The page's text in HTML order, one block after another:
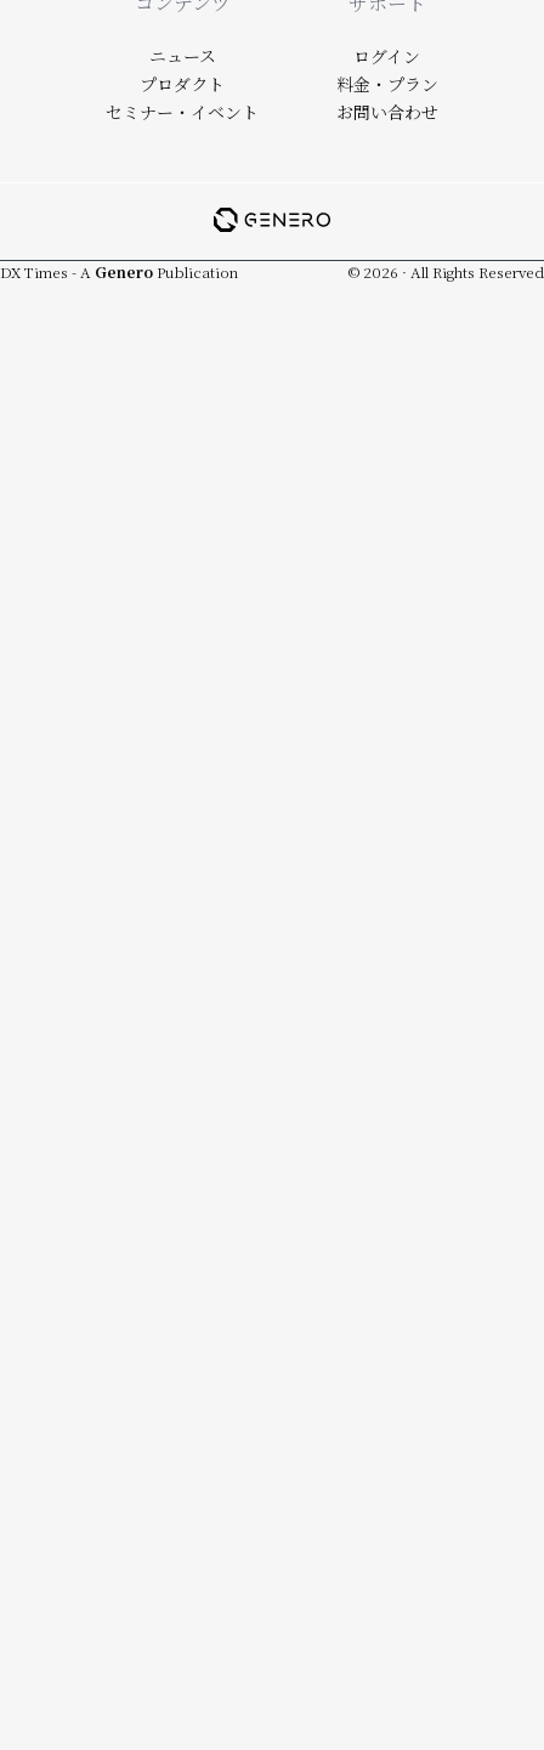
ニュース
プロダクト
セミナー・イベント
ログイン
料金・プラン
お問い合わせ
DX Times - A Genero Publication © 2026 · All Rights Reserved